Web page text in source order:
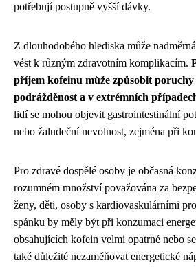
potřebují postupně vyšší dávky.
Z dlouhodobého hlediska může
vést k různým zdravotním komplikacím.
příjem kofeinu může způsobit
podrážděnost a v extrémních
lidí se mohou objevit gastrointestinální
nebo žaludeční nevolnost, zejména při
Pro zdravé dospělé osoby je občasná
rozumném množství považována za
ženy, děti, osoby s kardiovaskulárními
spánku by měly být při konzumaci
obsahujících kofein velmi opatrné nebo
také důležité nezaměňovat energetické